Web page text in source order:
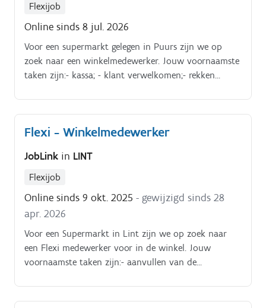
Flexijob
Online sinds 8 jul. 2026
Voor een supermarkt gelegen in Puurs zijn we op
zoek naar een winkelmedewerker. Jouw voornaamste
taken zijn:- kassa; - klant verwelkomen;- rekken
Flexi - Winkelmedewerker
JobLink in LINT
Flexijob
Online sinds 9 okt. 2025 - gewijzigd sinds 28
apr. 2026
Voor een Supermarkt in Lint zijn we op zoek naar
een Flexi medewerker voor in de winkel. Jouw
voornaamste taken zijn:- aanvullen van de
kwaliteit van de producten;- bewaakt de netheid van
de winkel;- plaatsen en opvolgen van bestellingen;-